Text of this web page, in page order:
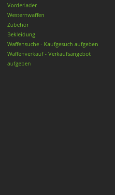
Vorderlader
Westernwaffen
Zubehör
Bekleidung
Waffensuche - Kaufgesuch aufgeben
Waffenverkauf - Verkaufsangebot
aufgeben